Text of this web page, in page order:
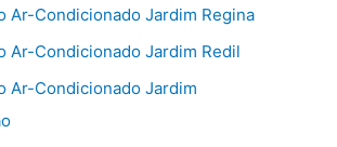
Ar-Condicionado Jardim Regina
Ar-Condicionado Jardim Redil
Ar-Condicionado Jardim